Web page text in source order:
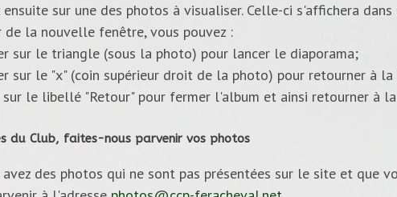
ensuite sur une des photos à visualiser. Celle-ci s'affichera
de la nouvelle fenêtre, vous pouvez :
sur le triangle (sous la photo) pour lancer le diaporama;
sur le "x" (coin supérieur droit de la photo) pour retourner à
sur le libellé "Retour" pour fermer l'album et ainsi retourner à
du Club, faites-nous parvenir vos photos
avez des photos qui ne sont pas présentées sur le site et que